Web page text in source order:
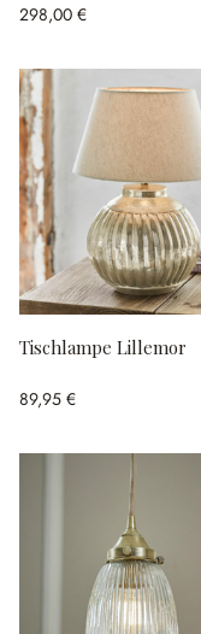
298,00 €
Tischlampe Lillemor
89,95 €